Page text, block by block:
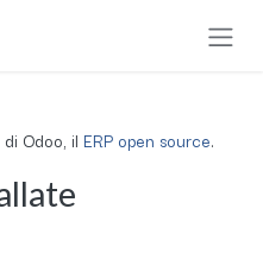
Odoo, il ERP open source.